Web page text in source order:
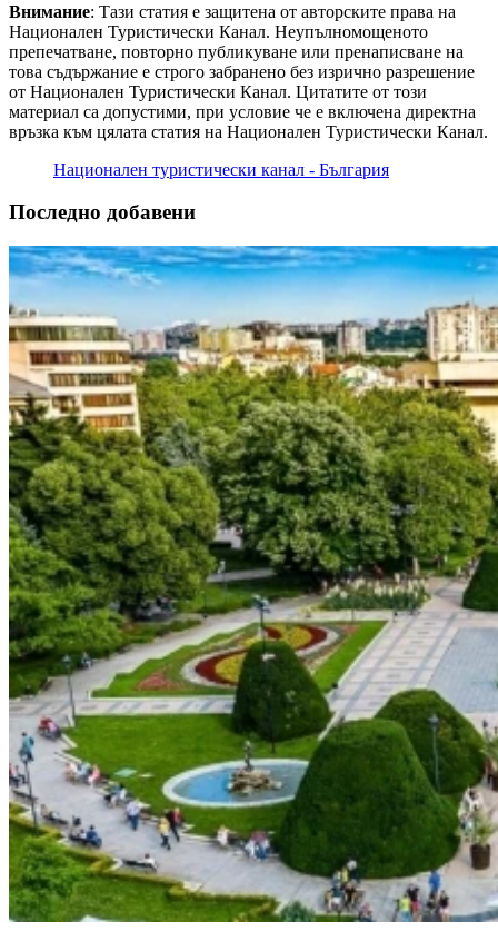
Внимание: Тази статия е защитена от авторските права на
Национален Туристически Канал. Неупълномощеното
препечатване, повторно публикуване или пренаписване на
това съдържание е строго забранено без изрично разрешение
от Национален Туристически Канал. Цитатите от този
материал са допустими, при условие че е включена директна
връзка към цялата статия на Национален Туристически Канал.
Национален туристически канал - България
Последно добавени